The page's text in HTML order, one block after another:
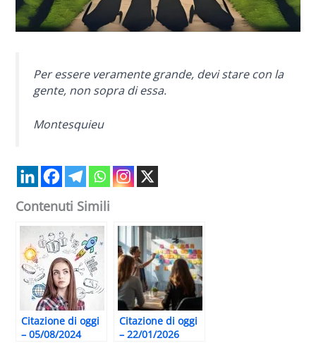
Per essere veramente grande, devi stare con la
gente, non sopra di essa.
Montesquieu
Contenuti Simili
Citazione di oggi
– 05/08/2024
Citazione di oggi
– 22/01/2026